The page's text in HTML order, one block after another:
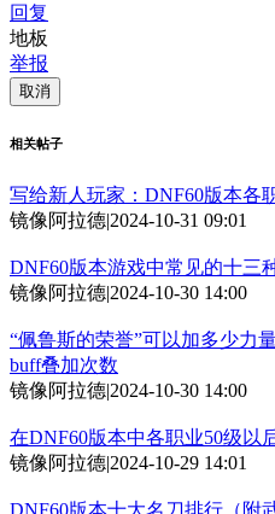
回复
地板
举报
取消
相关帖子
写给新人玩家：DNF60版本各
镜像阿拉德|2024-10-31 09:01
DNF60版本游戏中常见的十三
镜像阿拉德|2024-10-30 14:00
“佩鲁斯的荣誉”可以加多少力
buff叠加次数
镜像阿拉德|2024-10-30 14:00
在DNF60版本中各职业50级以
镜像阿拉德|2024-10-29 14:01
DNF60版本十大名刀排行（附